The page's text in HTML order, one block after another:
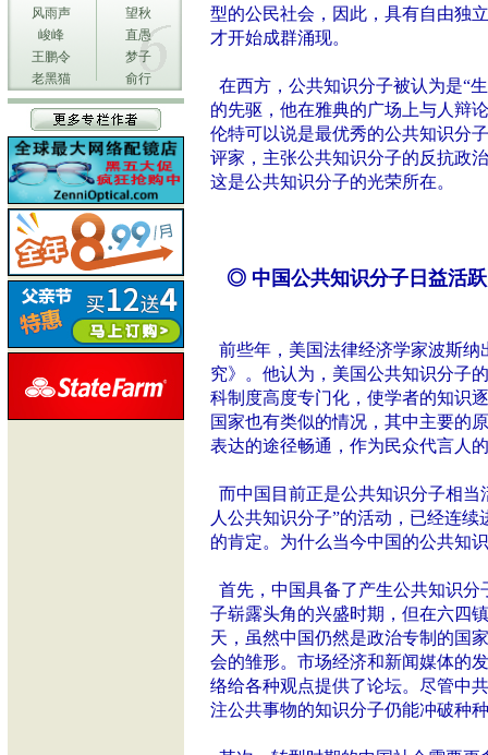
风雨声
望秋
峻峰
直愚
王鹏令
梦子
老黑猫
俞行
型的公民社会，因此，具有自由独
才开始成群涌现。
在西方，公共知识分子被认为是“
的先驱，他在雅典的广场上与人辩
伦特可以说是最优秀的公共知识分
评家，主张公共知识分子的反抗政
这是公共知识分子的光荣所在。
◎ 中国公共知识分子日益活
前些年，美国法律经济学家波斯
究》。他认为，美国公共知识分子
科制度高度专门化，使学者的知识
国家也有类似的情况，其中主要的
表达的途径畅通，作为民众代言人
而中国目前正是公共知识分子相
人公共知识分子”的活动，已经连
的肯定。为什么当今中国的公共知
首先，中国具备了产生公共知识
子崭露头角的兴盛时期，但在六四
天，虽然中国仍然是政治专制的国
会的雏形。市场经济和新闻媒体的
络给各种观点提供了论坛。尽管中
注公共事物的知识分子仍能冲破种